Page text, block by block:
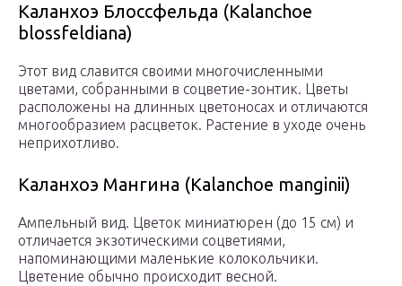
Каланхоэ Блоссфельда (Kalanchoe
blossfeldiana)
Этот вид славится своими многочисленными
цветами, собранными в соцветие-зонтик. Цветы
расположены на длинных цветоносах и отличаются
многообразием расцветок. Растение в уходе очень
неприхотливо.
Каланхоэ Мангина (Kalanchoe manginii)
Ампельный вид. Цветок миниатюрен (до 15 см) и
отличается экзотическими соцветиями,
напоминающими маленькие колокольчики.
Цветение обычно происходит весной.